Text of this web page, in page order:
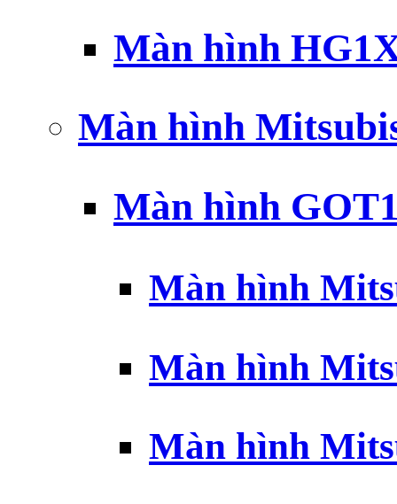
Màn hình
Màn hình
Màn hình
Màn hình
Màn hình
Màn hình